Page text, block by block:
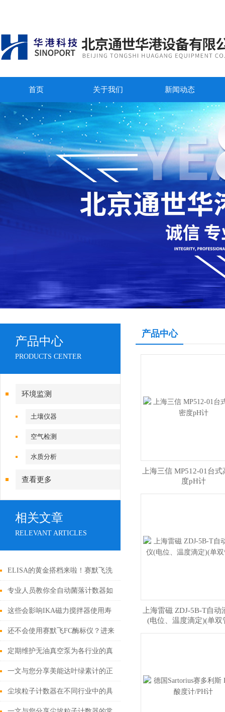
首页 关于我们 新闻动态
产品中心
PRODUCTS CENTER
环境监测
土壤仪器
空气检测
水质分析
查看更多
相关文章
RELEVANT ARTICLES
ELISA的黄金搭档来啦！赛默飞洗
板机
专业人员教你全自动菌落计数器如
何选择
这些会影响IKA磁力搅拌器使用寿
命的因素您知道吗？
还不会使用赛默飞FC酶标仪？进来
看
定期维护无油真空泵为各行业的真
空需求提供可靠解决方案
一文与您分享美能达叶绿素计的正
确操作步骤
尘埃粒子计数器在不同行业中的具
产品中心
上海三信 MP512-01台
度pH计
上海雷磁 ZDJ-5B-T自动
(电位、温度滴定)(单双